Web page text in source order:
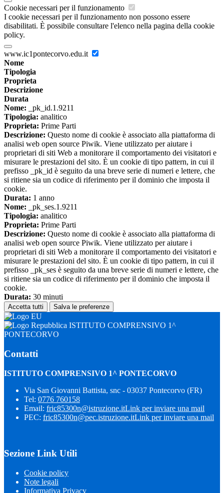
Cookie necessari per il funzionamento
I cookie necessari per il funzionamento non possono essere
disabilitati. È possibile consultare l'elenco nella pagina della cookie
policy.
www.ic1pontecorvo.edu.it
Nome
Tipologia
Proprieta
Descrizione
Durata
Nome: _pk_id.1.9211
Tipologia: analitico
Proprieta: Prime Parti
Descrizione: Questo nome di cookie è associato alla piattaforma di
analisi web open source Piwik. Viene utilizzato per aiutare i
proprietari di siti Web a monitorare il comportamento dei visitatori e
misurare le prestazioni del sito. È un cookie di tipo pattern, in cui il
prefisso _pk_id è seguito da una breve serie di numeri e lettere, che
si ritiene sia un codice di riferimento per il dominio che imposta il
cookie.
Durata: 1 anno
Nome: _pk_ses.1.9211
Tipologia: analitico
Proprieta: Prime Parti
Descrizione: Questo nome di cookie è associato alla piattaforma di
analisi web open source Piwik. Viene utilizzato per aiutare i
proprietari di siti Web a monitorare il comportamento dei visitatori e
misurare le prestazioni del sito. È un cookie di tipo pattern, in cui il
prefisso _pk_ses è seguito da una breve serie di numeri e lettere, che
si ritiene sia un codice di riferimento per il dominio che imposta il
cookie.
Durata: 30 minuti
Accetta tutti Salva le preferenze
ISTITUTO COMPRENSIVO 1^
PONTECORVO
Contatti
ISTITUTO COMPRENSIVO 1^ PONTECORVO
Via San Giovanni Battista, snc - 03037 Pontecorvo (FR)
Tel: 0776 760158
Email: fric85300n@istruzione.itLink per inviare una mail
PEC: fric85300n@pec.istruzione.itLink per inviare una mail
Sezione Link Utili
Cookie policy
Note legali
Informativa Privacy